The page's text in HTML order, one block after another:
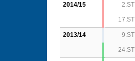
2014/15 2.ST
17.ST
2013/14 9.ST
24.ST